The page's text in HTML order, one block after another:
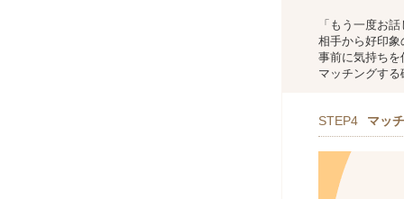
「もう一度お
相手から好印
事前に気持ちを
マッチングす
STEP4 マッ